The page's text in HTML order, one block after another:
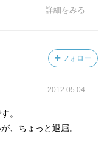
詳細をみる
フォロー
2012.05.04
。
、ちょっと退屈。